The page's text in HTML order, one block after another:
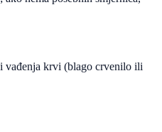
vađenja krvi (blago crvenilo ili